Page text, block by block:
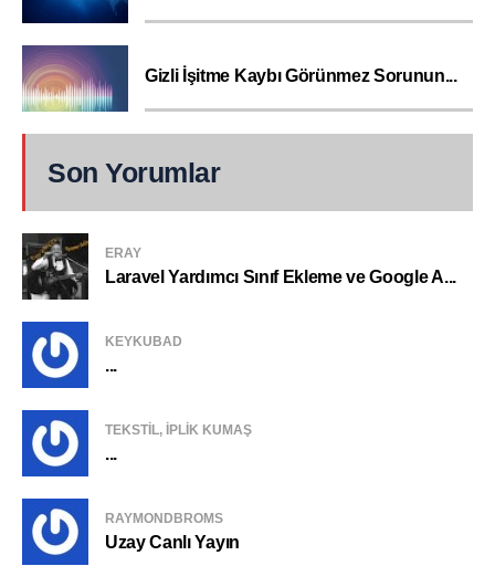
Gizli İşitme Kaybı Görünmez Sorunun...
Son Yorumlar
ERAY
Laravel Yardımcı Sınıf Ekleme ve Google A...
KEYKUBAD
...
TEKSTIL, IPLIK KUMAŞ
...
RAYMONDBROMS
Uzay Canlı Yayın